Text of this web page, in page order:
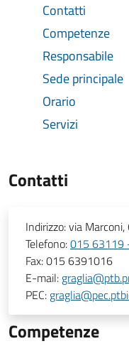
Contatti
Competenze
Responsabile
Sede principale
Orario
Servizi
Contatti
Indirizzo:via
Telefono:015 63119
Fax:015 6391016
E-mail:
PEC:
Competenze